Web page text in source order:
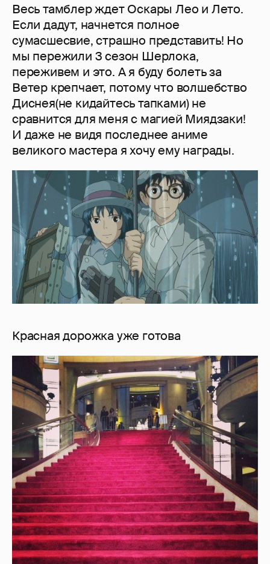
Весь тамблер ждет Оскары Лео и Лето.
Если дадут, начнется полное
сумасшесвие, страшно представить! Но
мы пережили 3 сезон Шерлока,
переживем и это. А я буду болеть за
Ветер крепчает, потому что волшебство
Диснея(не кидайтесь тапками) не
сравнится для меня с магией Миядзаки!
И даже не видя последнее аниме
великого мастера я хочу ему награды.
Красная дорожка уже готова